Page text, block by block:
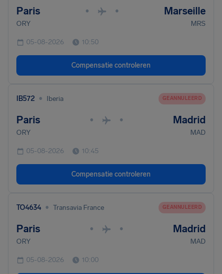
Paris • • Marseille
ORY MRS
05-08-2026 10:50
Compensatie controleren
IB572 • Iberia GEANNULEERD
Paris • • Madrid
ORY MAD
05-08-2026 10:45
Compensatie controleren
TO4634 • Transavia France GEANNULEERD
Paris • • Madrid
ORY MAD
05-08-2026 10:00